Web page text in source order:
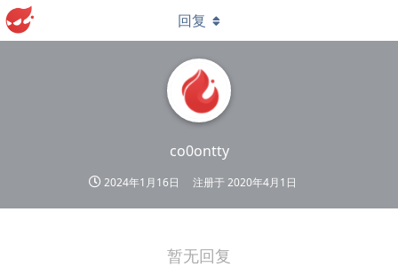
co0ontty
2024年1月16日 注册于2020年4月1日
回复
暂无回复